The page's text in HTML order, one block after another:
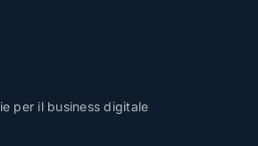
per il business digitale